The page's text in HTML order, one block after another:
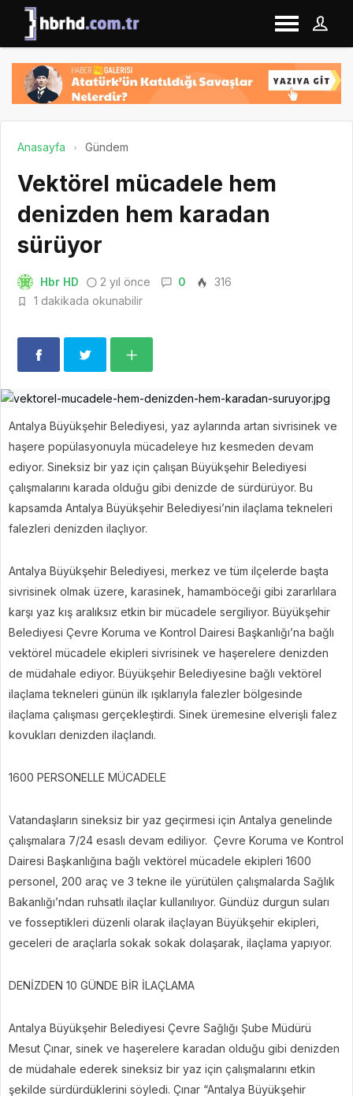
Anasayfa Gündem
Vektörel mücadele hem
denizden hem karadan
sürüyor
Hbr HD 2 yıl önce 0
316
1 dakikada okunabilir
Antalya Büyükşehir Belediyesi, yaz aylarında artan sivrisinek ve
haşere popülasyonuyla mücadeleye hız kesmeden devam
ediyor. Sineksiz bir yaz için çalışan Büyükşehir Belediyesi
çalışmalarını karada olduğu gibi denizde de sürdürüyor. Bu
kapsamda Antalya Büyükşehir Belediyesi’nin ilaçlama tekneleri
falezleri denizden ilaçlıyor.
Antalya Büyükşehir Belediyesi, merkez ve tüm ilçelerde başta
sivrisinek olmak üzere, karasinek, hamamböceği gibi zararlılara
karşı yaz kış aralıksız etkin bir mücadele sergiliyor. Büyükşehir
Belediyesi Çevre Koruma ve Kontrol Dairesi Başkanlığı’na bağlı
vektörel mücadele ekipleri sivrisinek ve haşerelere denizden
de müdahale ediyor. Büyükşehir Belediyesine bağlı vektörel
ilaçlama tekneleri günün ilk ışıklarıyla falezler bölgesinde
ilaçlama çalışması gerçekleştirdi. Sinek üremesine elverişli falez
kovukları denizden ilaçlandı.
1600 PERSONELLE MÜCADELE
Vatandaşların sineksiz bir yaz geçirmesi için Antalya genelinde
çalışmalara 7/24 esaslı devam ediliyor. Çevre Koruma ve Kontrol
Dairesi Başkanlığına bağlı vektörel mücadele ekipleri 1600
personel, 200 araç ve 3 tekne ile yürütülen çalışmalarda Sağlık
Bakanlığı’ndan ruhsatlı ilaçlar kullanılıyor. Gündüz durgun suları
ve fosseptikleri düzenli olarak ilaçlayan Büyükşehir ekipleri,
geceleri de araçlarla sokak sokak dolaşarak, ilaçlama yapıyor.
DENİZDEN 10 GÜNDE BİR İLAÇLAMA
Antalya Büyükşehir Belediyesi Çevre Sağlığı Şube Müdürü
Mesut Çınar, sinek ve haşerelere karadan olduğu gibi denizden
de müdahale ederek sineksiz bir yaz için çalışmalarını etkin
şekilde sürdürdüklerini söyledi. Çınar “Antalya Büyükşehir